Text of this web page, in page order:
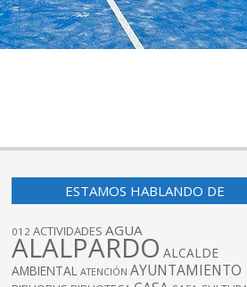
ESTAMOS HABLANDO DE
012 ACTIVIDADES AGUA
ALALPARDO ALCALDE
AMBIENTAL ATENCIÓN AYUNTAMIENTO